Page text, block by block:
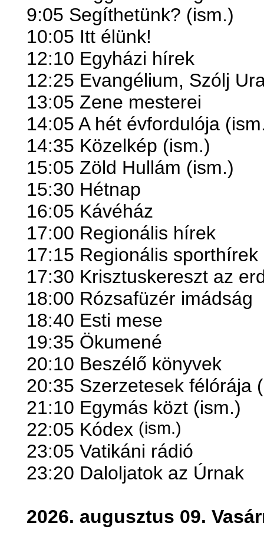
9:05 Segíthetünk? (ism.)
10:05 Itt élünk!
12:10 Egyházi hírek
12:25 Evangélium, Szólj
13:05 Zene mesterei
14:05 A hét évfordulója
14:35 Közelkép (ism.)
15:05 Zöld Hullám (ism.)
15:30 Hétnap
16:05 Kávéház
17:00 Regionális hírek
17:15 Regionális sporthírek
17:30 Krisztuskereszt az
18:00 Rózsafüzér imádság
18:40 Esti mese
19:35 Ökumené
20:10 Beszélő könyvek
20:35 Szerzetesek félórája
21:10 Egymás közt (ism.)
22:05 Kódex (ism.)
23:05 Vatikáni rádió
23:20 Daloljatok az Úrnak
2026. augusztus 09.